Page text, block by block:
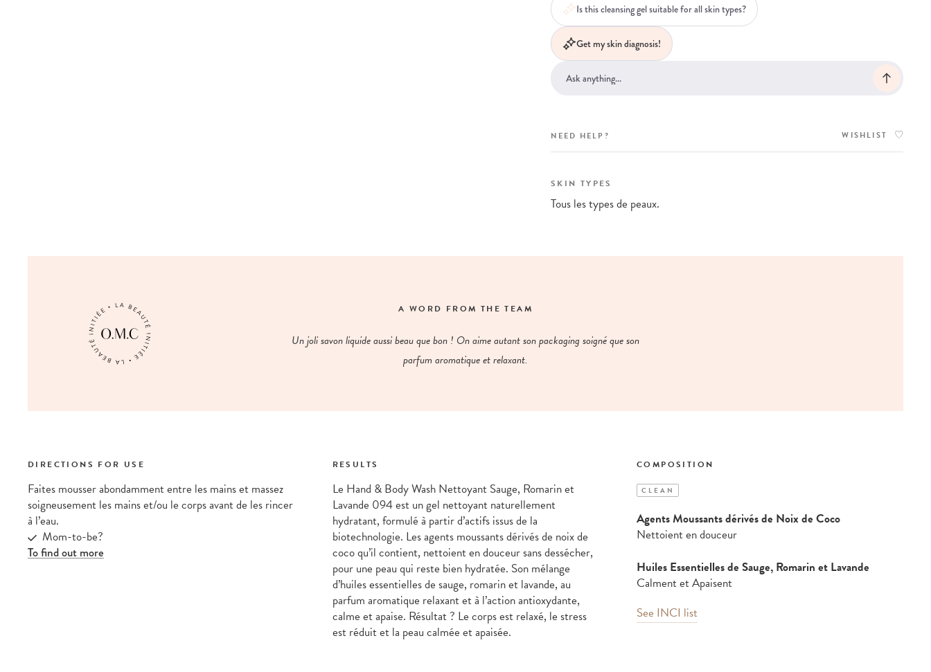
Is this cleansing gel suitable for all skin types?
Get my skin diagnosis!
NEED HELP? WISHLIST
SKIN TYPES
Tous les types de peaux.
A WORD FROM THE TEAM
Un joli savon liquide aussi beau que bon ! On aime autant son packaging soigné que son
parfum aromatique et relaxant.
DIRECTIONS FOR USE RESULTS COMPOSITION
Faites mousser abondamment entre les mains et massez
soigneusement les mains et/ou le corps avant de les rincer
à l’eau.
Mom-to-be?
To find out more
Le Hand & Body Wash Nettoyant Sauge, Romarin et
Lavande 094 est un gel nettoyant naturellement
hydratant, formulé à partir d’actifs issus de la
biotechnologie. Les agents moussants dérivés de noix de
coco qu’il contient, nettoient en douceur sans dessécher,
pour une peau qui reste bien hydratée. Son mélange
d’huiles essentielles de sauge, romarin et lavande, au
parfum aromatique relaxant et à l’action antioxydante,
calme et apaise. Résultat ? Le corps est relaxé, le stress
est réduit et la peau calmée et apaisée.
CLEAN
Agents Moussants dérivés de Noix de Coco
Nettoient en douceur
Huiles Essentielles de Sauge, Romarin et Lavande
Calment et Apaisent
See INCI list